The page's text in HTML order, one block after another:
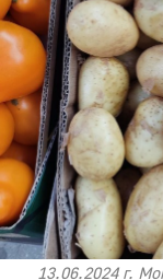
13.06.2024 г.